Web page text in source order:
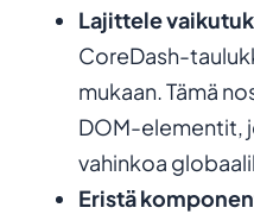
Lajittele
CoreDash-
mukaan. Tämä
DOM-elementit,
vahinkoa
Eristä